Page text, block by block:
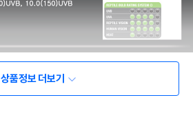
엑소테라 2.0 내츄럴 라이트 UV 램프 13W
상품정보 더보기